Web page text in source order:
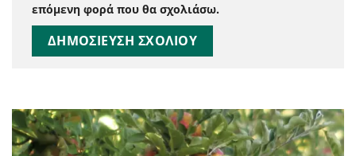
επόμενη φορά που θα σχολιάσω.